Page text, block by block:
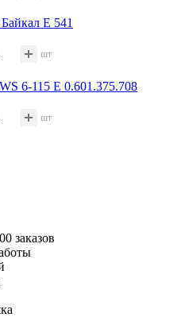
Е 541
шт
6-115 E 0.601.375.708
шт
заказов